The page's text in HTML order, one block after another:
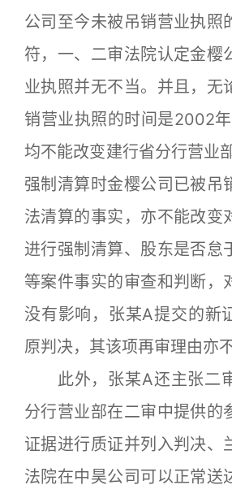
公司至今未被吊销营业执照
符，一、二审法院认定金樱
业执照并无不当。并且，无
销营业执照的时间是2002
均不能改变建行省分行营业
强制清算时金樱公司已被吊
法清算的事实，亦不能改变
进行强制清算、股东是否怠
等案件事实的审查和判断，
没有影响，张某A提交的新
原判决，其该项再审理由亦
此外，张某A还主张二
分行营业部在二审中提供的
证据进行质证并列入判决、
法院在中昊公司可以正常送